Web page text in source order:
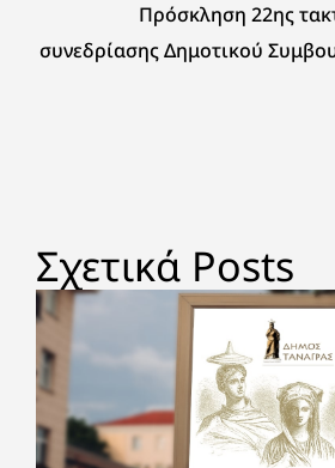
Πρόσκληση 22ης
συνεδρίασης Δημοτικού
Σχετικά Posts